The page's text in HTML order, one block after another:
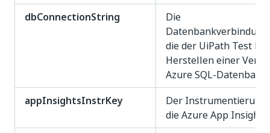
dbConnectionString
Die
die der UiPath Test
Herstellen einer
Azure SQL-
appInsightsInstrKey
Der
die Azure App